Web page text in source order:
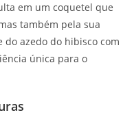
em um coquetel que
também pela sua
azedo do hibisco com
única para o